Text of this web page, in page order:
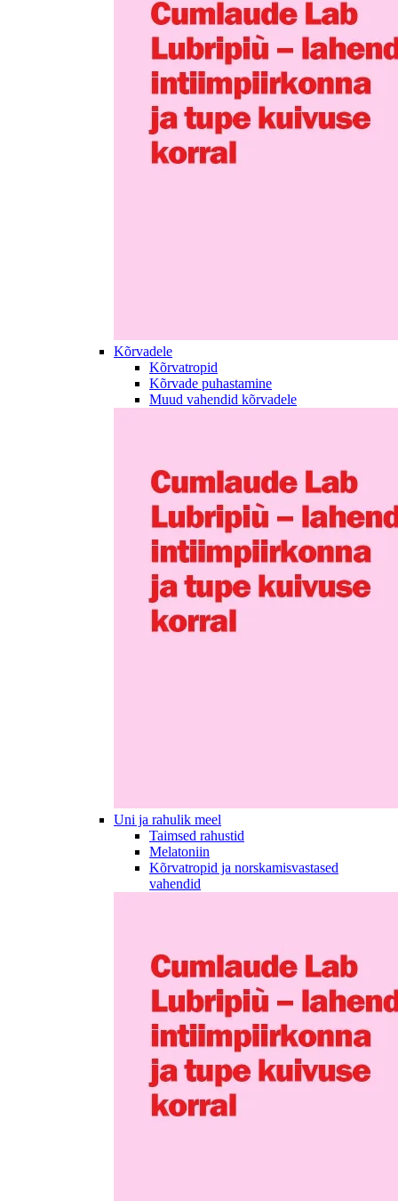
Kõrvadele
Kõrvatropid
Kõrvade puhastamine
Muud vahendid kõrvadele
Uni ja rahulik meel
Taimsed rahustid
Melatoniin
Kõrvatropid ja norskamisvastased
vahendid